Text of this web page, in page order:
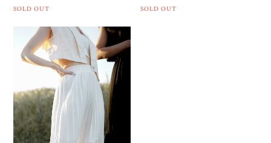
SOLD OUT SOLD OUT